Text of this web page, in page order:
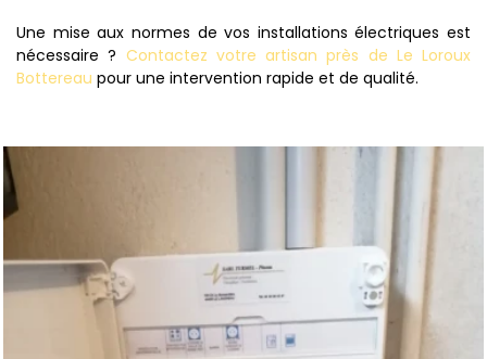
Une mise aux normes de vos installations électriques est
nécessaire ? Contactez votre artisan près de Le Loroux
Bottereau pour une intervention rapide et de qualité.